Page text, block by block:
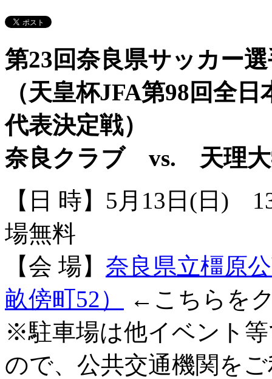
第23回奈良県サッカー
（天皇杯JFA第98回全
代表決定戦）
奈良クラブ vs. 天理
【日 時】5月13日(日
場無料
【会 場】 奈良県立橿原
畝傍町52）
←こちらを
※駐車場は他イベント
ので、公共交通機関を